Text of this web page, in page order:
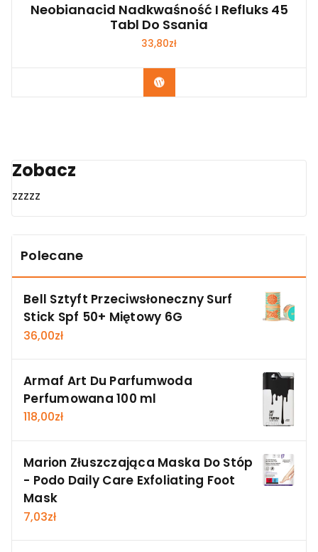
Neobianacid Nadkwaśność I Refluks 45
Tabl Do Ssania
33,80zł
Zobacz
Zobacz
zzzzz
Polecane
Bell Sztyft Przeciwsłoneczny Surf
Stick Spf 50+ Miętowy 6G
36,00zł
Armaf Art Du Parfumwoda
Perfumowana 100 ml
118,00zł
Marion Złuszczająca Maska Do Stóp
- Podo Daily Care Exfoliating Foot
Mask
7,03zł